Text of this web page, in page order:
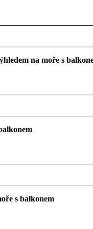
na moře s
s balkonem